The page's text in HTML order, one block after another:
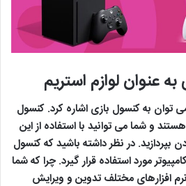
عنوان لوازم استریم
توان به کنسول بازی اشاره کرد. کنسول
و شما می توانید با استفاده از این
بپردازید. در نظر داشته باشید که کنسول
مورد استفاده قرار گیرد. چرا که شما
نرم افزارهای مختلف تدوین و ویرایش